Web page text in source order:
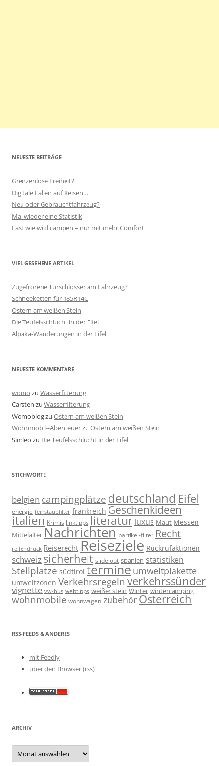
NEUESTE BEITRÄGE
Grenzenlose Freiheit?
Digitale Fallen auf Reisen…
Neu oder Gebrauchtfahrzeug?
Mal wieder eine Statistik
Fast wie wild campen – nur mit mehr Comfort
VIEL GESEHENE ARTIKEL
Zugefrorene Türschlösser am Fahrzeug?
Schneeketten für 185R14C
Ostern am weißen Stein
Die Teufelsschlucht in der Eifel
Alpaka-Wanderungen in der Eifel
NEUESTE KOMMENTARE
womo zu Wasserfilterung
Carsten zu Wasserfilterung
Womoblogzu Ostern am weißen Stein
Wohnmobil--Abenteuerzu Ostern am weißen Stein
Simleo zu Die Teufelsschlucht in der Eifel
STICHWORTE
belgien campingplätze deutschland Eifel
energie feinstaubfilter frankreich Geschenkideen
italien Krimis linktipps literatur luxus Maut Messen
Mittelalter Nachrichten partikel-filter Recht
reifendruck Reiserecht Reiseziele Rückrufaktionen
schweiz sicherheit slide-out spanien statistiken
Stellplätze südtirol termine umweltplakette
umweltzonen Verkehrsregeln verkehrssünder
vignette vw-bus webtipps weißer stein Winter wintercamping
wohnmobile wohnwagen zubehör Österreich
RSS-FEEDS & ANDERES
mit Feedly
über den Browser (rss)
ARCHIV
Archiv